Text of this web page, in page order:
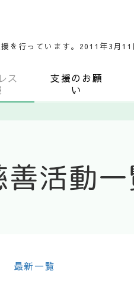
行っています。2011年3月11
ス
支援のお願
い
活動
最新一覧